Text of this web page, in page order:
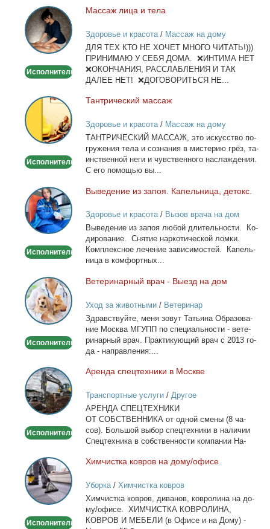
Массаж
лица
и
тела
Исполнитель
Мас­саж ли­ца и те­ла
Здоровье и красота/ Массаж на дому
ДЛЯ ТЕХ КТО НЕ ХОЧЕТ МНОГО ЧИТАТЬ!)))
ПРИНИМАЮ У СЕБЯ ДОМА. ❌ИНТИМА НЕТ
❌ОКОНЧАНИЯ, РАССЛАБЛЕНИЯ И ТАК
ДАЛЕЕ НЕТ! ❌ДОГОВОРИТЬСЯ НЕ...
Тантрический
массаж
Исполнитель
Тан­три­че­ский мас­саж
Здоровье и красота/ Массаж на дому
ТАНТРИЧЕСКИЙ МАССАЖ, это ис­кус­ство по­
гру­же­ния те­ла и со­зна­ния в ми­сте­рию грёз, та­
ин­ствен­ной неги и чув­ствен­но­го на­сла­жде­ния.
С его по­мо­щью вы...
Выведение
из
запоя.
Капельница,
Исполнитель
Вы­ве­де­ние из за­поя. Ка­пель­ни­ца, де­токс.
Здоровье и красота/ Вызов врача на дом
Вы­ве­де­ние из за­поя лю­бой дли­тель­но­сти. Ко­
ди­ро­ва­ние. Сня­тие нар­ко­ти­че­ской лом­ки.
Ком­плекс­ное ле­че­ние за­ви­си­мо­стей. Ка­пель­
ни­ца в ком­форт­ных...
Ветеринарный
врач
-
Выезд
дом
Исполнитель
Ве­те­ри­нар­ный врач - Вы­езд на дом
Уход за животными/ Ветеринар
Здрав­ствуй­те, ме­ня зо­вут Та­тья­на Об­ра­зо­ва­
ние Москва МГУПП по спе­ци­аль­но­сти - ве­те­
ри­нар­ный врач. Прак­ти­ку­ю­щий врач с 2013 го­
да - на­прав­ле­ния:...
Аренда
спецтехники
в
Москве
Исполнитель
Арен­да спец­тех­ни­ки в Москве
Транспортные услуги/ Другое
АРЕНДА СПЕЦТЕХНИКИ
ОТ СОБСТВЕННИКА от од­ной сме­ны (8 ча­
сов). Боль­шой вы­бор спец­тех­ни­ки в на­ли­чии
Спец­тех­ни­ка в соб­ствен­но­сти ком­па­нии На­
Химчистка
ковров
на
дому/
Исполнитель
Хим­чист­ка ков­ров на до­му/офи­се
Уборка/ Химчистка ковров
Хим­чист­ка ков­ров, ди­ва­нов, ков­ро­ли­на на до­
му/офи­се. ХИМЧИСТКА КОВРОЛИНА,
КОВРОВ И МЕБЕЛИ (в Офи­се и на До­му) -